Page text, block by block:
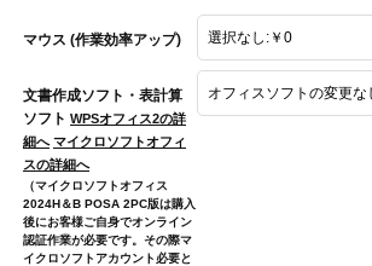
マウス (作業効率アップ)
文書作成ソフト・表計算
ソフト WPSオフィス2の詳
細へ マイクロソフトオフィ
スの詳細へ
（マイクロソフトオフィス
2024H＆B POSA 2PC版は購入
後にお客様ご自身でオンライン
認証作業が必要です。その際マ
イクロソフトアカウント必要と